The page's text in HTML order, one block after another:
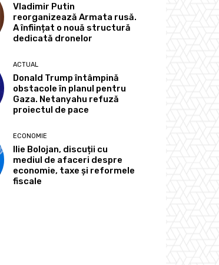
Vladimir Putin
reorganizează Armata rusă.
A înființat o nouă structură
dedicată dronelor
ACTUAL
Donald Trump întâmpină
obstacole în planul pentru
Gaza. Netanyahu refuză
proiectul de pace
ECONOMIE
Ilie Bolojan, discuții cu
mediul de afaceri despre
economie, taxe și reformele
fiscale